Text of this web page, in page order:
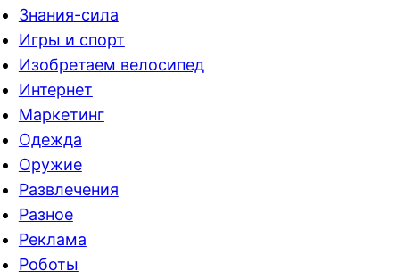
Знания-сила
Игры и спорт
Изобретаем велосипед
Интернет
Маркетинг
Одежда
Оружие
Развлечения
Разное
Реклама
Роботы